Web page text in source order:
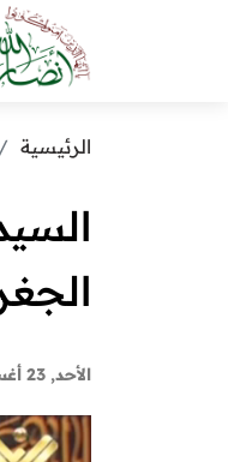
الرئيسية
الأحد, 23 أغسطس 2020